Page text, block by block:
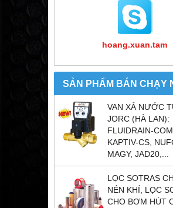
hoang.xuan.tam
SẢN PHẨM BÁN CHẠY
VAN XẢ NƯỚC
JORC (HÀ LAN):
FLUIDRAIN-
KAPTIV-CS,
MAGY, JAD20,...
LỌC SOTRAS
NÉN KHÍ, LỌC
CHO BƠM HÚT